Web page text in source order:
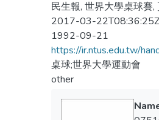
民生報, 世界大學桌球賽,
2017-03-22T08:36:25Z
1992-09-21
https://ir.ntus.edu.tw/
桌球;世界大學運動會
other